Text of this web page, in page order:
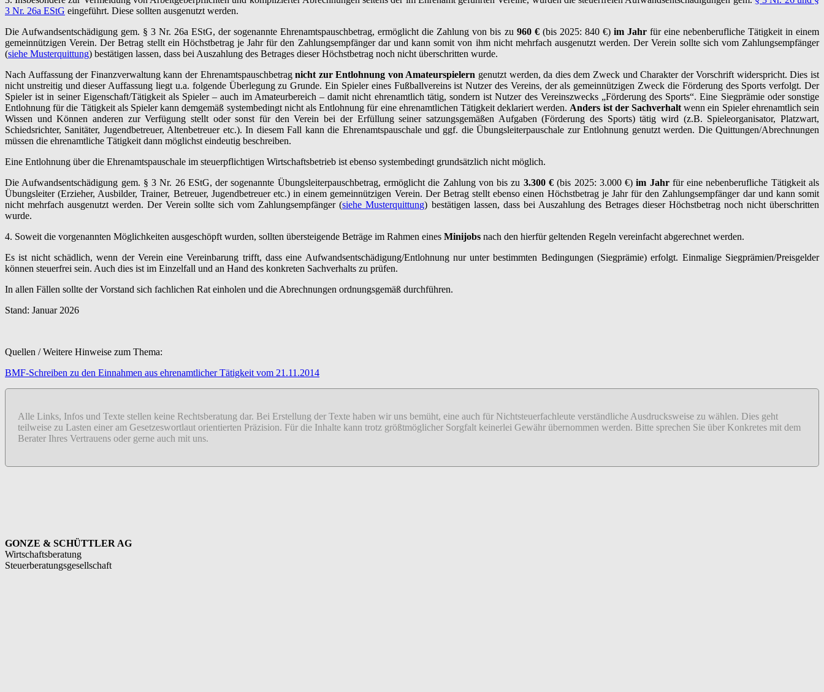
3 Nr. 26a EStG eingeführt. Diese sollten ausgenutzt werden.
Die Aufwandsentschädigung gem. § 3 Nr. 26a EStG, der sogenannte Ehrenamtspauschbetrag, ermöglicht die Zahlung von bis zu 960 € (bis 2025: 840 €)im Jahrfür eine nebenberufliche Tätigkeit in einem
gemeinnützigen Verein. Der Betrag stellt ein Höchstbetrag je Jahr für den Zahlungsempfänger dar und kann somit von ihm nicht mehrfach ausgenutzt werden. Der Verein sollte sich vom Zahlungsempfänger
(siehe Musterquittung) bestätigen lassen, dass bei Auszahlung des Betrages dieser Höchstbetrag noch nicht überschritten wurde.
Nach Auffassung der Finanzverwaltung kann der Ehrenamtspauschbetragnicht zur Entlohnung von Amateurspielern genutzt werden, da dies dem Zweck und Charakter der Vorschrift widerspricht. Dies ist
nicht unstreitig und dieser Auffassung liegt u.a. folgende Überlegung zu Grunde. Ein Spieler eines Fußballvereins ist Nutzer des Vereins, der als gemeinnützigen Zweck die Förderung des Sports verfolgt. Der
Spieler ist in seiner Eigenschaft/Tätigkeit als Spieler – auch im Amateurbereich – damit nicht ehrenamtlich tätig, sondern ist Nutzer des Vereinszwecks „Förderung des Sports“. Eine Siegprämie oder sonstige
Entlohnung für die Tätigkeit als Spieler kann demgemäß systembedingt nicht als Entlohnung für eine ehrenamtlichen Tätigkeit deklariert werden. Anders ist der Sachverhalt wenn ein Spieler ehrenamtlich sein
Wissen und Können anderen zur Verfügung stellt oder sonst für den Verein bei der Erfüllung seiner satzungsgemäßen Aufgaben (Förderung des Sports) tätig wird (z.B. Spieleorganisator, Platzwart,
Schiedsrichter, Sanitäter, Jugendbetreuer, Altenbetreuer etc.). In diesem Fall kann die Ehrenamtspauschale und ggf. die Übungsleiterpauschale zur Entlohnung genutzt werden. Die Quittungen/Abrechnungen
müssen die ehrenamtliche Tätigkeit dann möglichst eindeutig beschreiben.
Eine Entlohnung über die Ehrenamtspauschale im steuerpflichtigen Wirtschaftsbetrieb ist ebenso systembedingt grundsätzlich nicht möglich.
Die Aufwandsentschädigung gem. § 3 Nr. 26 EStG, der sogenannte Übungsleiterpauschbetrag, ermöglicht die Zahlung von bis zu 3.300 €(bis 2025: 3.000 €)im Jahrfür eine nebenberufliche Tätigkeit als
Übungsleiter (Erzieher, Ausbilder, Trainer, Betreuer, Jugendbetreuer etc.) in einem gemeinnützigen Verein. Der Betrag stellt ebenso einen Höchstbetrag je Jahr für den Zahlungsempfänger dar und kann somit
nicht mehrfach ausgenutzt werden. Der Verein sollte sich vom Zahlungsempfänger (siehe Musterquittung) bestätigen lassen, dass bei Auszahlung des Betrages dieser Höchstbetrag noch nicht überschritten
wurde.
4. Soweit die vorgenannten Möglichkeiten ausgeschöpft wurden, sollten übersteigende Beträge im Rahmen eines Minijobs nach den hierfür geltenden Regeln vereinfacht abgerechnet werden.
Es ist nicht schädlich, wenn der Verein eine Vereinbarung trifft, dass eine Aufwandsentschädigung/Entlohnung nur unter bestimmten Bedingungen (Siegprämie) erfolgt. Einmalige Siegprämien/Preisgelder
können steuerfrei sein. Auch dies ist im Einzelfall und an Hand des konkreten Sachverhalts zu prüfen.
In allen Fällen sollte der Vorstand sich fachlichen Rat einholen und die Abrechnungen ordnungsgemäß durchführen.
Stand: Januar 2026
Quellen / Weitere Hinweise zum Thema:
BMF-Schreiben zu den Einnahmen aus ehrenamtlicher Tätigkeit vom 21.11.2014
Alle Links, Infos und Texte stellen keine Rechtsberatung dar. Bei Erstellung der Texte haben wir uns bemüht, eine auch für Nichtsteuerfachleute verständliche Ausdrucksweise zu wählen. Dies geht
teilweise zu Lasten einer am Gesetzeswortlaut orientierten Präzision. Für die Inhalte kann trotz größtmöglicher Sorgfalt keinerlei Gewähr übernommen werden. Bitte sprechen Sie über Konkretes mit dem
Berater Ihres Vertrauens oder gerne auch mit uns.
GONZE & SCHÜTTLER AG
Wirtschaftsberatung
Steuerberatungsgesellschaft